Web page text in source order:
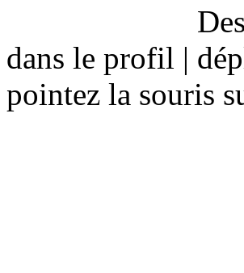
dans le profil |
pointez la souris